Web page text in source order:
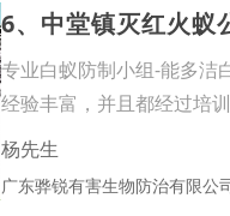
6、中堂镇灭红火蚁
专业白蚁防制小组-能多洁
经验丰富，并且都经过培
害防
杨先生
广东骅锐有害生物防治有限公